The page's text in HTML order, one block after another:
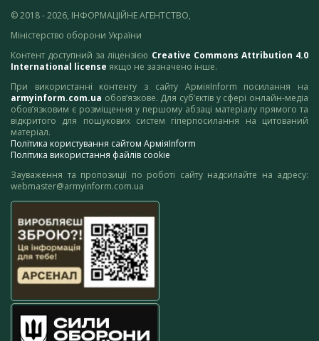
© 2018 - 2026, ІНФОРМАЦІЙНЕ АГЕНТСТВО,
Міністерство оборони України
Контент доступний за ліцензією Creative Commons Attribution 4.0
International license якщо не зазначено інше.
При використанні контенту з сайту АрміяInform посилання на
armyinform.com.ua обов’язкове. Для суб’єктів у сфері онлайн-медіа
обов’язковим є розміщення у першому абзаці матеріалу прямого та
відкритого для пошукових систем гіперпосилання на цитований
матеріал.
Політика користування сайтом АрміяInform
Політика використання файлів cookie
Зауваження та пропозиції по роботі сайту надсилайте на адресу:
webmaster@armyinform.com.ua